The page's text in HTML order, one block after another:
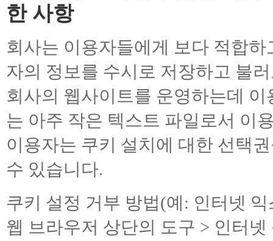
한 사항
회사는 이용자들에게 보다 적합
자의 정보를 수시로 저장하고 불
회사의 웹사이트를 운영하는데
는 아주 작은 텍스트 파일로서 이
이용자는 쿠키 설치에 대한 선택
수 있습니다.
쿠키 설정 거부 방법(예: 인터넷
웹 브라우저 상단의 도구 > 인터